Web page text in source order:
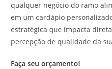
qualquer negócio do ramo
em um cardápio
estratégica que impacta
percepção de qualidade da
Faça seu orçamento!